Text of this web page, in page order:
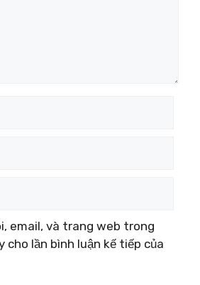
email, và trang web trong
cho lần bình luận kế tiếp của